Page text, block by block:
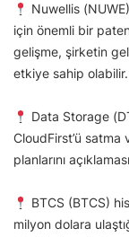
Nuwellis
için önemli bir
gelişme, şirketin
etkiye sahip olabilir.
Data Storage
CloudFirst’ü satma
planlarını
BTCS (BTCS)
milyon dolara